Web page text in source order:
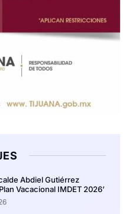
Abdiel Gutiérrez
Vacacional IMDET 2026’